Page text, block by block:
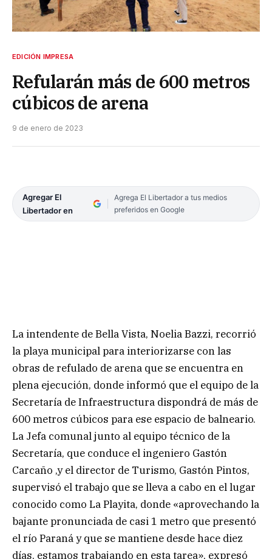
EDICIÓN IMPRESA
Refularán más de 600 metros
cúbicos de arena
9 de enero de 2023
Agregar El
Libertador en
Agrega El Libertador a tus medios
preferidos en Google
La intendente de Bella Vista, Noelia Bazzi, recorrió
la playa municipal para interiorizarse con las
obras de refulado de arena que se encuentra en
plena ejecución, donde informó que el equipo de la
Secretaría de Infraestructura dispondrá de más de
600 metros cúbicos para ese espacio de balneario.
La Jefa comunal junto al equipo técnico de la
Secretaría, que conduce el ingeniero Gastón
Carcaño ,y el director de Turismo, Gastón Pintos,
supervisó el trabajo que se lleva a cabo en el lugar
conocido como La Playita, donde «aprovechando la
bajante pronunciada de casi 1 metro que presentó
el río Paraná y que se mantiene desde hace diez
días, estamos trabajando en esta tarea», expresó